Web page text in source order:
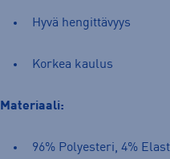
Hyvä hengittävyys
Korkea kaulus
Materiaali:
96% Polyesteri, 4%